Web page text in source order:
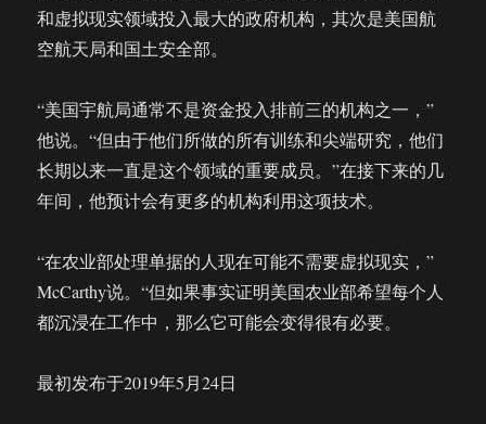
和虚拟现实领域投入最大的政府机构，其次是美国航
空航天局和国土安全部。
“美国宇航局通常不是资金投入排前三的机构之一，”
他说。“但由于他们所做的所有训练和尖端研究，他们
长期以来一直是这个领域的重要成员。”在接下来的几
年间，他预计会有更多的机构利用这项技术。
“在农业部处理单据的人现在可能不需要虚拟现实，”
McCarthy说。“但如果事实证明美国农业部希望每个人
都沉浸在工作中，那么它可能会变得很有必要。
最初发布于2019年5月24日